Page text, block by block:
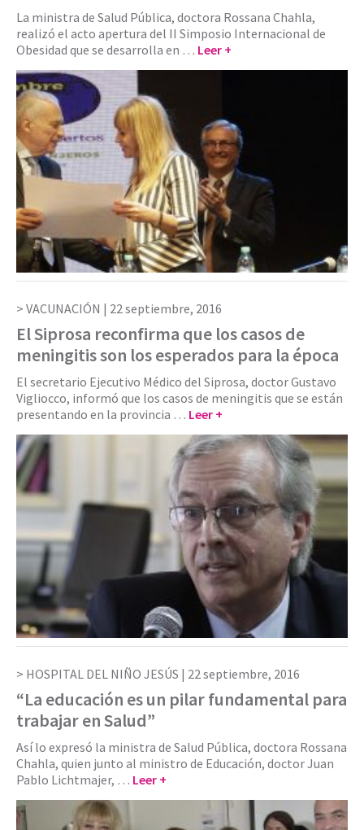
La ministra de Salud Pública, doctora Rossana Chahla,
realizó el acto apertura del II Simposio Internacional de
Obesidad que se desarrolla en … Leer +
VACUNACIÓN | 22 septiembre, 2016
El Siprosa reconfirma que los casos de
meningitis son los esperados para la época
El secretario Ejecutivo Médico del Siprosa, doctor Gustavo
Vigliocco, informó que los casos de meningitis que se están
presentando en la provincia … Leer +
HOSPITAL DEL NIÑO JESÚS | 22 septiembre, 2016
“La educación es un pilar fundamental para
trabajar en Salud”
Así lo expresó la ministra de Salud Pública, doctora Rossana
Chahla, quien junto al ministro de Educación, doctor Juan
Pablo Lichtmajer, … Leer +